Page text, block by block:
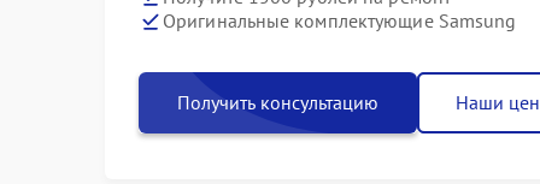
Оригинальные комплектующие Samsung
Получить консультацию Наши